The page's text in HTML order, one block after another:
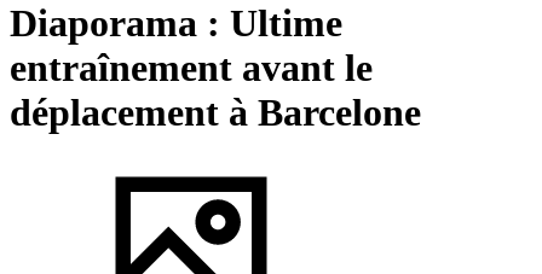
Diaporama : Ultime
entraînement avant le
déplacement à Barcelone